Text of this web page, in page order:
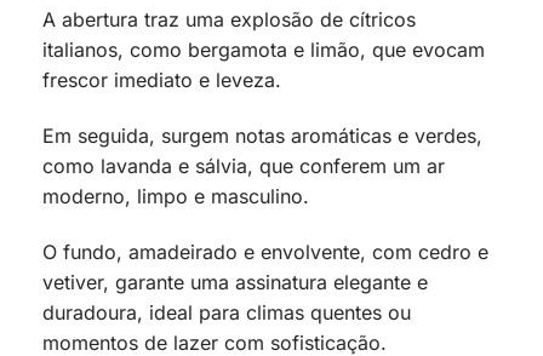
A abertura traz uma explosão de cítricos
italianos, como bergamota e limão, que evocam
frescor imediato e leveza.
Em seguida, surgem notas aromáticas e verdes,
como lavanda e sálvia, que conferem um ar
moderno, limpo e masculino.
O fundo, amadeirado e envolvente, com cedro e
vetiver, garante uma assinatura elegante e
duradoura, ideal para climas quentes ou
momentos de lazer com sofisticação.